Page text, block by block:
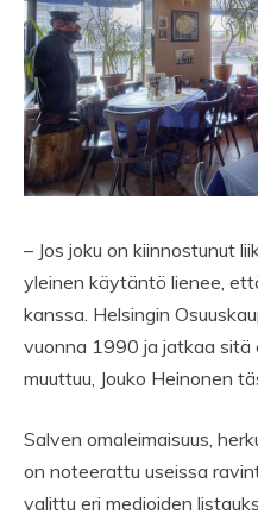
– Jos joku on kiinnostunut
yleinen käytäntö lienee,
kanssa. Helsingin
vuonna 1990 ja jatkaa sitä
muuttuu, Jouko Heinonen
Salven omaleimaisuus,
on noteerattu useissa
valittu eri medioiden